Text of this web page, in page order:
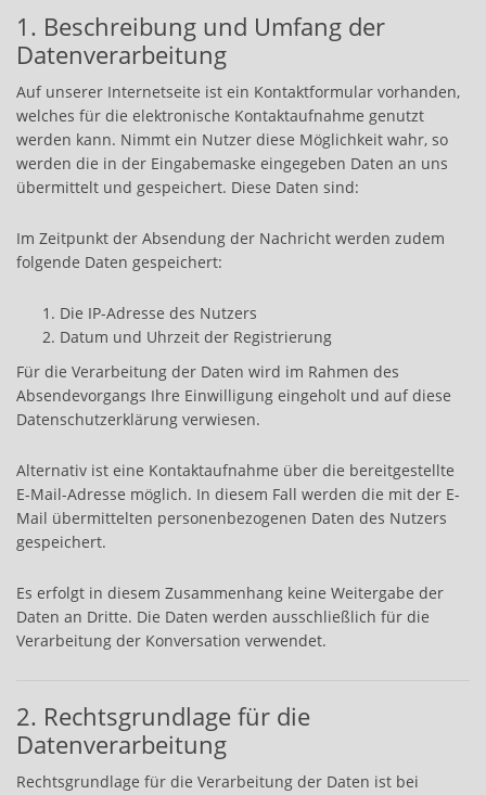
1. Beschreibung und Umfang der
Datenverarbeitung
Auf unserer Internetseite ist ein Kontaktformular vorhanden,
welches für die elektronische Kontaktaufnahme genutzt
werden kann. Nimmt ein Nutzer diese Möglichkeit wahr, so
werden die in der Eingabemaske eingegeben Daten an uns
übermittelt und gespeichert. Diese Daten sind:
Im Zeitpunkt der Absendung der Nachricht werden zudem
folgende Daten gespeichert:
Die IP-Adresse des Nutzers
Datum und Uhrzeit der Registrierung
Für die Verarbeitung der Daten wird im Rahmen des
Absendevorgangs Ihre Einwilligung eingeholt und auf diese
Datenschutzerklärung verwiesen.
Alternativ ist eine Kontaktaufnahme über die bereitgestellte
E-Mail-Adresse möglich. In diesem Fall werden die mit der E-
Mail übermittelten personenbezogenen Daten des Nutzers
gespeichert.
Es erfolgt in diesem Zusammenhang keine Weitergabe der
Daten an Dritte. Die Daten werden ausschließlich für die
Verarbeitung der Konversation verwendet.
2. Rechtsgrundlage für die
Datenverarbeitung
Rechtsgrundlage für die Verarbeitung der Daten ist bei